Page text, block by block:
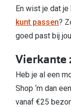
En wist je dat
kunt passen?
goed past bij
Vierkante
Heb je al een
Shop ‘m dan
vanaf €25